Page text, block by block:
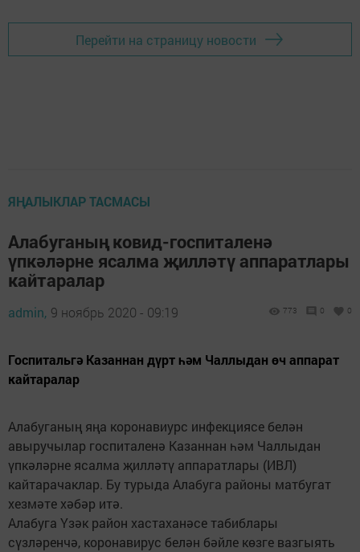
Перейти на страницу новости
ЯҢАЛЫКЛАР ТАСМАСЫ
Алабуганың ковид-госпиталенә
үпкәләрне ясалма җилләтү аппаратлары
кайтаралар
admin, 9 ноябрь 2020 - 09:19 773 0 0
Госпитальгә Казаннан дүрт һәм Чаллыдан өч аппарат
кайтаралар
Алабуганың яңа коронавиурс инфекциясе белән
авыручылар госпиталенә Казаннан һәм Чаллыдан
үпкәләрне ясалма җилләтү аппаратлары (ИВЛ)
кайтарачаклар. Бу турыда Алабуга районы матбугат
хезмәте хәбәр итә.
Алабуга Үзәк район хастаханәсе табиблары
сүзләренчә, коронавирус белән бәйле көзге вазгыять